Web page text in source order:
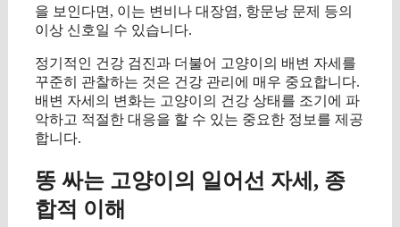
을 보인다면, 이는 변비나 대장염, 항문낭 문제 등의
이상 신호일 수 있습니다.
정기적인 건강 검진과 더불어 고양이의 배변 자세를
꾸준히 관찰하는 것은 건강 관리에 매우 중요합니다.
배변 자세의 변화는 고양이의 건강 상태를 조기에 파
악하고 적절한 대응을 할 수 있는 중요한 정보를 제공
합니다.
똥 싸는 고양이의 일어선 자세, 종
합적 이해